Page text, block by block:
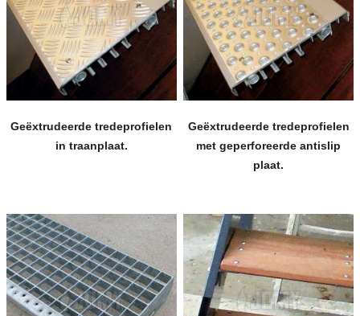
Geëxtrudeerde tredeprofielen
in traanplaat.
Geëxtrudeerde tredeprofielen
met geperforeerde antislip
plaat.